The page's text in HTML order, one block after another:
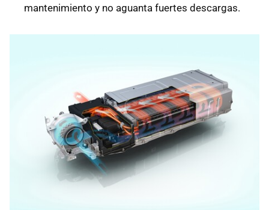
mantenimiento y no aguanta fuertes descargas.